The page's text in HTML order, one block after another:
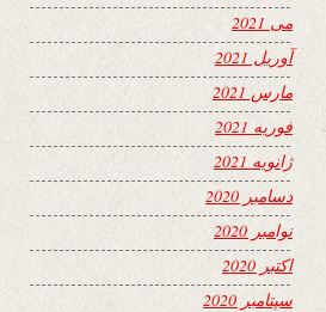
می 2021
آوریل 2021
مارس 2021
فوریه 2021
ژانویه 2021
دسامبر 2020
نوامبر 2020
اکتبر 2020
سپتامبر 2020